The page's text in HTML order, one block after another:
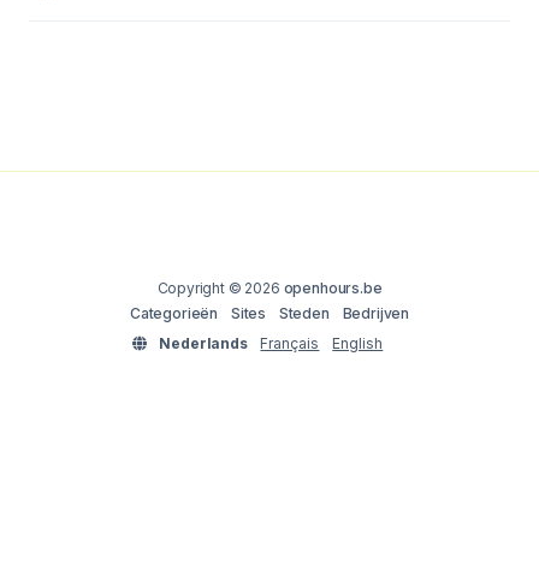
Copyright © 2026 openhours.be
Categorieën
Sites Steden
Bedrijven
Nederlands
Français English